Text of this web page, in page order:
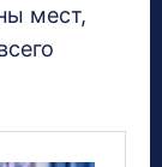
мест,